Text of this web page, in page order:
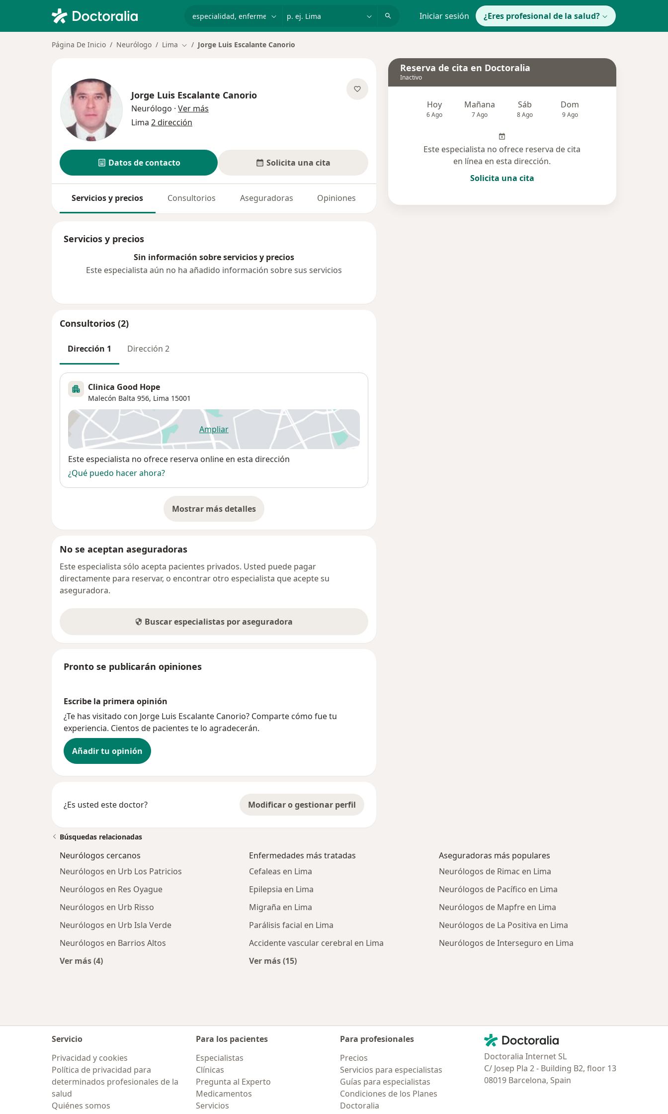
Iniciar sesión ¿Eres profesional de la salud?
Página De Inicio Neurólogo Lima Cambiar de ciudad
Jorge Luis Escalante Canorio
Jorge Luis Escalante Canorio
Neurólogo · Ver más
Lima 2 dirección
Datos de contacto Solicita una cita
Servicios y precios Consultorios Aseguradoras Opiniones
Servicios y precios
Sin información sobre servicios y precios
Este especialista aún no ha añadido información sobre sus servicios
Consultorios (2)
Dirección 1 Dirección 2
Clinica Good Hope
Malecón Balta 956, Lima 15001
Ampliarse abre en una nueva pestaña
Disponibilidad
Este especialista no ofrece reserva online en esta dirección
¿Qué puedo hacer ahora?
Mostrar más detalles
sobre la dirección
No se aceptan aseguradoras
Este especialista sólo acepta pacientes privados. Usted puede pagar
directamente para reservar, o encontrar otro especialista que acepte su
aseguradora.
Buscar especialistas por aseguradora
Pronto se publicarán opiniones
Escribe la primera opinión
¿Te has visitado con Jorge Luis Escalante Canorio? Comparte cómo fue tu
experiencia. Cientos de pacientes te lo agradecerán.
Añadir tu opinión
¿Es usted este doctor? Modificar o gestionar perfil
Reserva de cita en Doctoralia
Inactivo
Hoy
6 Ago
Mañana
7 Ago
Sáb
8 Ago
Dom
9 Ago
Este especialista no ofrece reserva de cita
en línea en esta dirección.
Solicita una cita
Búsquedas relacionadas
Neurólogos cercanos
Neurólogos en Urb Los Patricios
Neurólogos en Res Oyague
Neurólogos en Urb Risso
Neurólogos en Urb Isla Verde
Neurólogos en Barrios Altos
Ver más (4)
Enfermedades más tratadas
Cefaleas en Lima
Epilepsia en Lima
Migraña en Lima
Parálisis facial en Lima
Accidente vascular cerebral en Lima
Ver más (15)
Aseguradoras más populares
Neurólogos de Rimac en Lima
Neurólogos de Pacífico en Lima
Neurólogos de Mapfre en Lima
Neurólogos de La Positiva en Lima
Neurólogos de Interseguro en Lima
Servicio
Privacidad y cookies
Política de privacidad para
determinados profesionales de la
salud
Quiénes somos
Para los pacientes
Especialistas
Clínicas
Pregunta al Experto
Medicamentos
Servicios
Para profesionales
Precios
Servicios para especialistas
Guías para especialistas
Condiciones de los Planes
Doctoralia
Contacto
Doctoralia - Página de inicio
Doctoralia Internet SL
C/ Josep Pla 2 - Building B2, floor 13
08019 Barcelona, Spain